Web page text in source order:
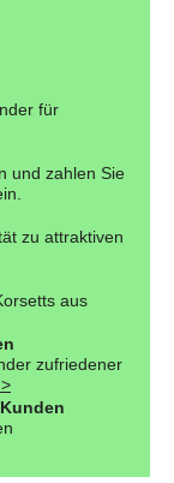
für
und zahlen Sie
zu attraktiven
aus
zufriedener